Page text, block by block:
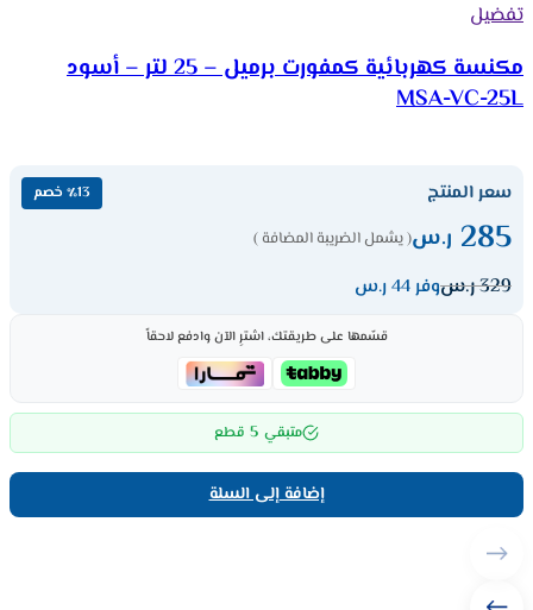
تفضيل
مكنسة كهربائية كمفورت برميل – 25 لتر – أسود
MSA-VC-25L
سعر المنتج ٪13 خصم
285 ر.س( يشمل الضريبة المضافة )
329ر.سوفر 44 ر.س
قسّمها على طريقتك، اشترِ الآن وادفع لاحقاً
متبقي 5 قطع
إضافة إلى السلة